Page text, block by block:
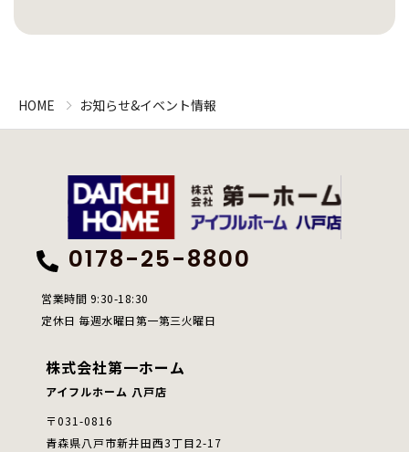
HOME お知らせ&イベント情報
0178-25-8800
営業時間 9:30-18:30
定休日 毎週水曜日第一第三火曜日
株式会社第一ホーム
アイフルホーム 八戸店
〒031-0816
青森県八戸市新井田西3丁目2-17